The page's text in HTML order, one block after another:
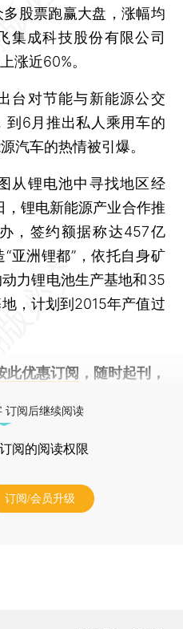
股票跑赢大盘，涨幅均
集成科技股份有限公司
涨近60%。
对节能与新能源公交
到6月推出私人乘用车的
汽车的热情被引爆。
锂电池中寻找地区经
，锂电新能源产业合作推
，签约额据称达457亿
亚洲锂都”，依托自身矿
力锂电池生产基地和35
，计划到2015年产值过
此优惠订阅 ，随时起刊，
订阅后继续阅读
阅的阅读权限
订阅/会员升级